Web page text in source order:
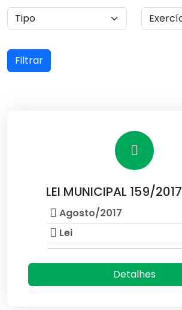
Filtrar
LEI MUNICIPAL 159/2017
Agosto/2017
Lei
Detalhes